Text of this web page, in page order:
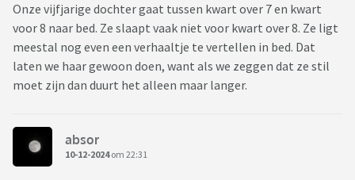
Onze vijfjarige dochter gaat tussen kwart over 7 en kwart
voor 8 naar bed. Ze slaapt vaak niet voor kwart over 8. Ze ligt
meestal nog even een verhaaltje te vertellen in bed. Dat
laten we haar gewoon doen, want als we zeggen dat ze stil
moet zijn dan duurt het alleen maar langer.
absor
10-12-2024om 22:31